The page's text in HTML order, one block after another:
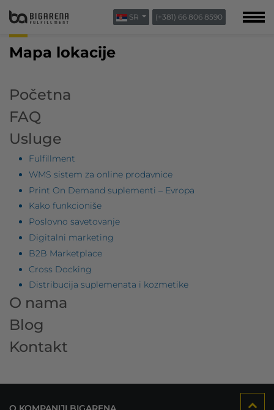
SR (+381) 66 806 8590
O NAMA
KONTAKT
Mapa lokacije
Početna
FAQ
Usluge
Fulfillment
WMS sistem za online prodavnice
Print On Demand suplementi – Evropa
Kako funkcioniše
Poslovno savetovanje
Digitalni marketing
B2B Marketplace
Cross Docking
Distribucija suplemenata i kozmetike
O nama
Blog
Kontakt